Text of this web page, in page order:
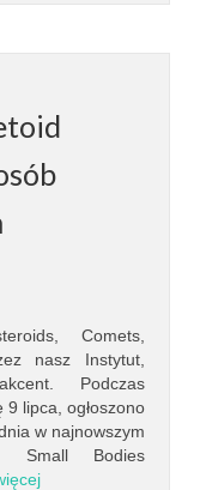
Comets,
nasz Instytut,
Podczas
9 lipca, ogłoszono
w najnowszym
Small Bodies